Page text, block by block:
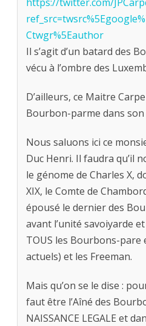
Ctwgr%5Eauthor
Il s’agit d’un batard des
vécu à l’ombre des
D’ailleurs, ce Maitre
Bourbon-parme dans son
Nous saluons ici ce
Duc Henri. Il faudra qu’il
le génome de Charles X,
XIX, le Comte de
épousé le dernier des
avant l’unité savoiyarde
TOUS les Bourbons-pare
actuels) et les Freeman.
Mais qu’on se le dise :
faut être l’Aîné des
NAISSANCE LEGALE et